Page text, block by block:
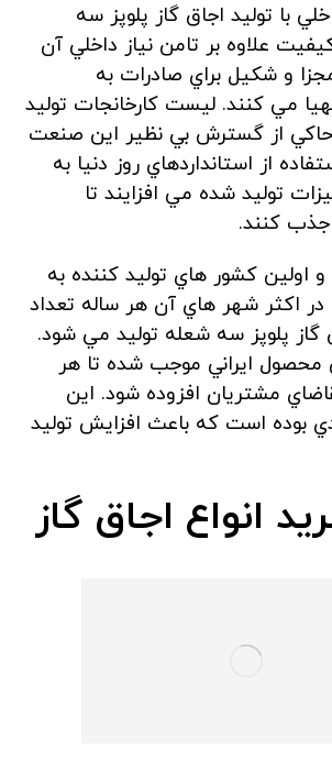
با توليد اجاق گاز پلوپز سه
علاوه بر تامن نياز داخلي آن
و شکيل براي صادرات به
مي کنند. ليست کارخانجات توليد
از گسترش بي نظير اين صنعت
از استانداردهاي روز دنيا به
توليد شده مي افزايند تا
کنند.
و اولين کشور هاي توليد کننده به
اکثر شهر هاي آن هر ساله تعداد
گاز پلوپز سه شعله توليد مي شود.
محصول ايراني موجب شده تا هر
مشتريان افزوده شود. اين
بوده است که باعث افزايش توليد
انواع اجاق گاز